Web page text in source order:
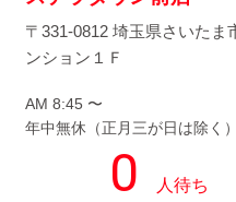
〒331-0812 埼玉県さいた
ンション１Ｆ
AM 8:45 〜
年中無休（正月三が日は除く）